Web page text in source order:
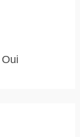
Oui